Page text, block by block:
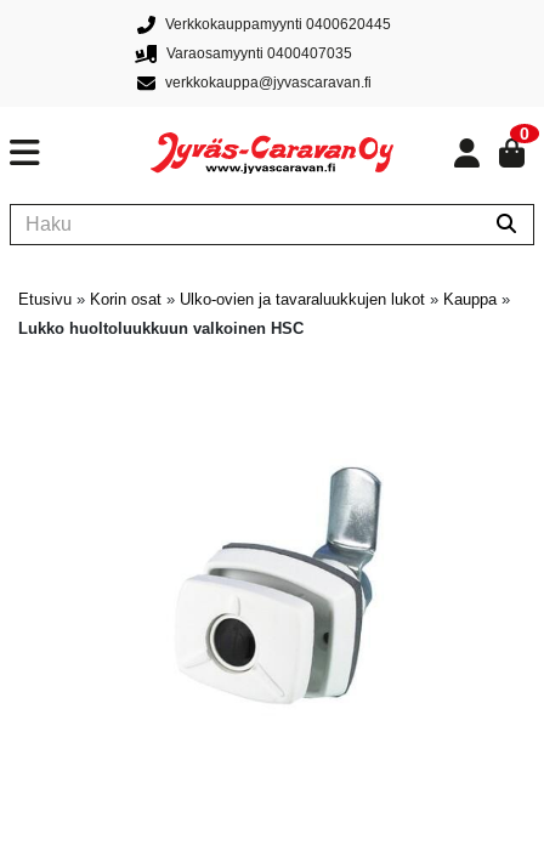
Verkkokauppamyynti 0400620445
Varaosamyynti 0400407035
verkkokauppa@jyvascaravan.fi
0
Etusivu » Korin osat » Ulko-ovien ja tavaraluukkujen lukot » Kauppa»
Lukko huoltoluukkuun valkoinen HSC